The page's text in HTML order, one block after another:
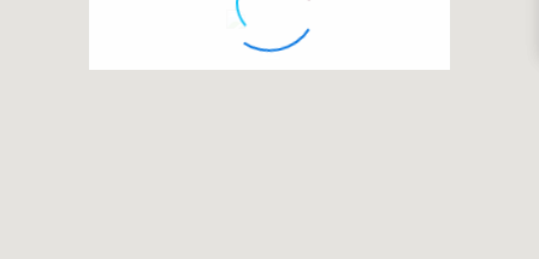
12